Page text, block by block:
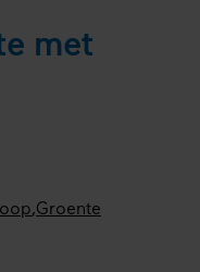
met
Type
Groente